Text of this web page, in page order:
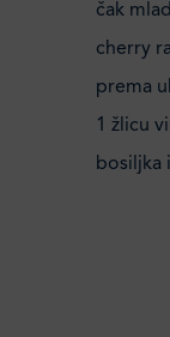
čak
cherry
prema
1 žlicu
bosiljka